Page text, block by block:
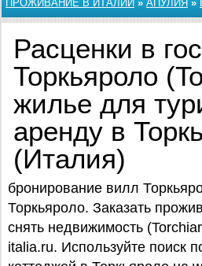
ПРОЖИВАНИЕ В ИТАЛИИ » АПУЛИЯ »
Расценки в
Торкьяроло
жилье для
аренду в
(Италия)
бронирование вилл
Торкьяроло. Заказать
снять недвижимость
italia.ru. Используйте поиск